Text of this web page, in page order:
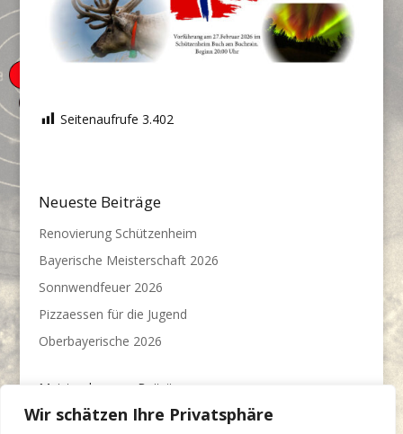
Wir schätzen Ihre Privatsphäre
Seitenaufrufe 3.402
Neueste Beiträge
Renovierung Schützenheim
Bayerische Meisterschaft 2026
Sonnwendfeuer 2026
Pizzaessen für die Jugend
Oberbayerische 2026
Meist gelesenen Beiträge
Jahresmeisterschaft 2022/23 (22.779)